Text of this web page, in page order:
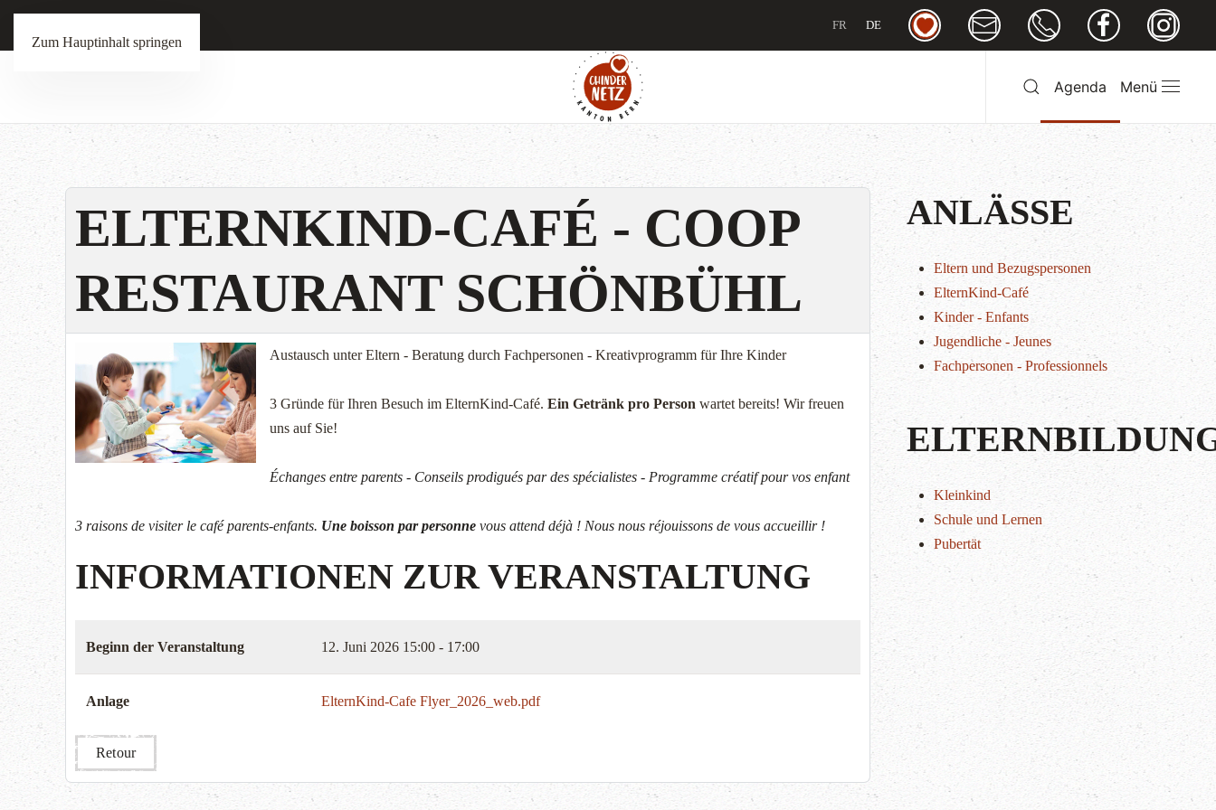
Zum Hauptinhalt springen
FR DE
Agenda Menü
ELTERNKIND-CAFÉ - COOP
RESTAURANT SCHÖNBÜHL
Austausch unter Eltern - Beratung durch Fachpersonen - Kreativprogramm für Ihre Kinder
3 Gründe für Ihren Besuch im ElternKind-Café. Ein Getränk pro Person wartet bereits! Wir freuen
uns auf Sie!
Échanges entre parents - Conseils prodigués par des spécialistes - Programme créatif pour vos enfant
3 raisons de visiter le café parents-enfants. Une boisson par personne vous attend déjà ! Nous nous réjouissons de vous accueillir !
INFORMATIONEN ZUR VERANSTALTUNG
Beginn der Veranstaltung 12. Juni 2026 15:00 - 17:00
Anlage ElternKind-Cafe Flyer_2026_web.pdf
Retour
ANLÄSSE
Eltern und Bezugspersonen
ElternKind-Café
Kinder - Enfants
Jugendliche - Jeunes
Fachpersonen - Professionnels
Kleinkind
Schule und Lernen
Pubertät